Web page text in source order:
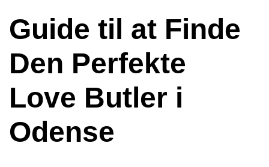
Guide til at Finde
Den Perfekte
Love Butler i
Odense